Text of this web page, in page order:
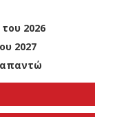
οι εθνικές
2026
2027